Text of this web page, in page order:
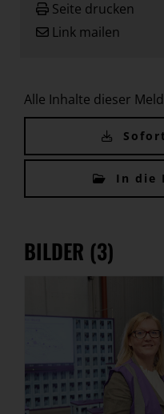
Seite drucken
Link mailen
Alle Inhalte dieser
In die
BILDER (3)